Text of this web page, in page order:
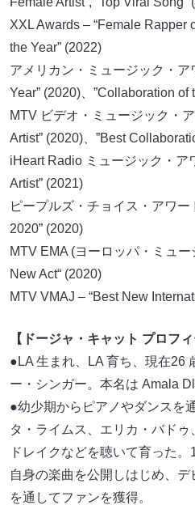
XXL Awards – “Female Rapper
the Year” (2022)
アメリカン・ミュージック・ア
Year” (2020)、”Collaboration of
MTV ビデオ・ミュージック・
Artist” (2020)、”Best
iHeart Radio ミュージック・ア
Artist” (2021)
ピープルズ・チョイス・アワー
2020” (2020)
MTV EMA (ヨーロッパ・ミュ
New Act“ (2020)
MTV VMAJ – “Best New
【ドージャ・キャット プロフィ
●LA ⽣まれ、LA 育ち、現在26
ー・シンガー。本名は Amala
●幼少期からピアノやダンスを
タ・ライムス、エリカ・バドゥ
ドレイクなどを聴いて育った
⾃⾝の楽曲を公開しはじめ、
を通してファンを獲得。